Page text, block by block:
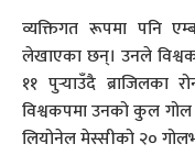
व्यक्तिगत रूपमा पनि
लेखाएका छन्। उनले
११ पुर्‍याउँदै ब्राजिलका
विश्वकपमा उनको कुल
लियोनेल मेस्सीको २०